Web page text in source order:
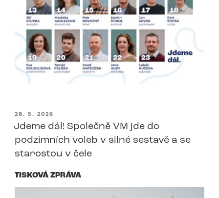
PUBLIKOVÁNO
28. 5. 2026
Jdeme dál! Společně VM jde do
podzimních voleb v silné sestavě a se
starostou v čele
TISKOVÁ ZPRÁVA